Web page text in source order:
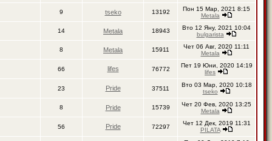
9 tseko 13192
Пон 15 Мар, 2021 8:15
Metala
14 Metala 18943
Вто 12 Яну, 2021 10:04
bulgarista
8 Metala 15911
Чет 06 Авг, 2020 11:11
Metala
66 lifes 76772
Пет 19 Юни, 2020 14:19
lifes
23 Pride 37511
Вто 03 Мар, 2020 10:18
tseko
8 Pride 15739
Чет 20 Фев, 2020 13:25
Metala
56 Pride 72297
Чет 12 Дек, 2019 11:31
PILATA